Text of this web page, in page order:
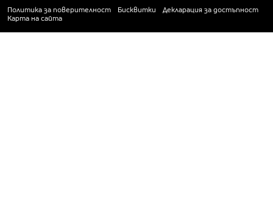
Политика за поверителност Бисквитки
Декларация за достъпност
Карта на сайта